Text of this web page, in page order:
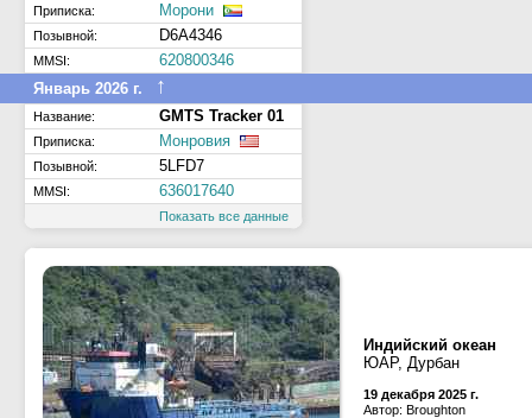
Приписка: Морони
Позывной: D6A4346
MMSI:
620800346
Январь 2026 г.
↑
Название: GMTS Tracker 01
Приписка: Монровия
Позывной: 5LFD7
MMSI: 636017640
Показать все данные
Индийский океан
ЮАР, Дурбан
19 декабря 2025 г.
Автор: Broughton